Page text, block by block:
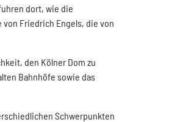
dort, wie die
von Friedrich Engels, die von
den Kölner Dom zu
Bahnhöfe sowie das
Schwerpunkten